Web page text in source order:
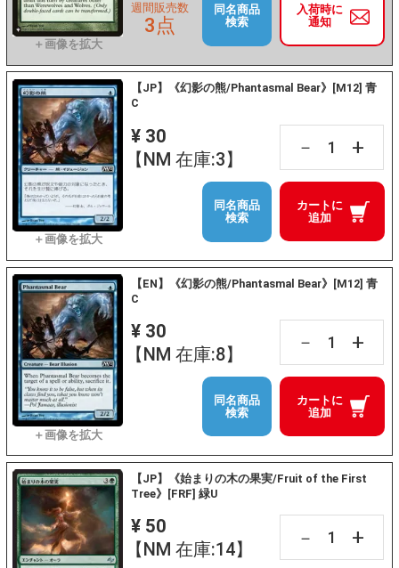
入荷時に
通知
週間販売数
3点
同名商品
検索
【JP】《幻影の熊/Phantasmal Bear》[M12] 青
C
¥ 30
【NM 在庫:3】
－ +
カートに
追加
同名商品
検索
【EN】《幻影の熊/Phantasmal Bear》[M12] 青
C
¥ 30
【NM 在庫:8】
－ +
カートに
追加
同名商品
検索
【JP】《始まりの木の果実/Fruit of the First
Tree》[FRF] 緑U
¥ 50
【NM 在庫:14】
－ +